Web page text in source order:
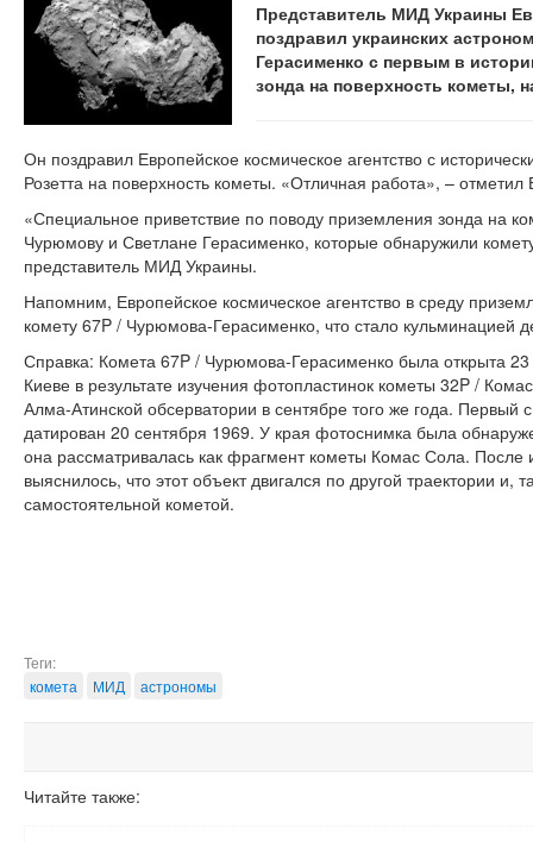
Представитель МИД Украины
поздравил украинских
Герасименко с первым в
зонда на поверхность кометы,
Он поздравил Европейское космическое агентство с
Розетта на поверхность кометы. «Отличная работа», –
«Специальное приветствие по поводу приземления зонда на
Чурюмову и Светлане Герасименко, которые обнаружили
представитель МИД Украины.
Напомним, Европейское космическое агентство в среду
комету 67P / Чурюмова-Герасименко, что стало кульминацией
Справка: Комета 67P / Чурюмова-Герасименко была открыта
Киеве в результате изучения фотопластинок кометы 32P /
Алма-Атинской обсерватории в сентябре того же года. Первый
датирован 20 сентября 1969. У края фотоснимка была
она рассматривалась как фрагмент кометы Комас Сола.
выяснилось, что этот объект двигался по другой траектории и,
самостоятельной кометой.
Теги:
комета
МИД астрономы
Читайте также: